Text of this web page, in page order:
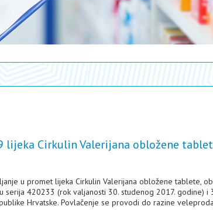
Cirkulin Valerijana obložene
u promet lijeka Cirkulin Valerijana obložene tablete,
serija 420233 (rok valjanosti 30. studenog 2017. godine) i
Hrvatske. Povlačenje se provodi do razine